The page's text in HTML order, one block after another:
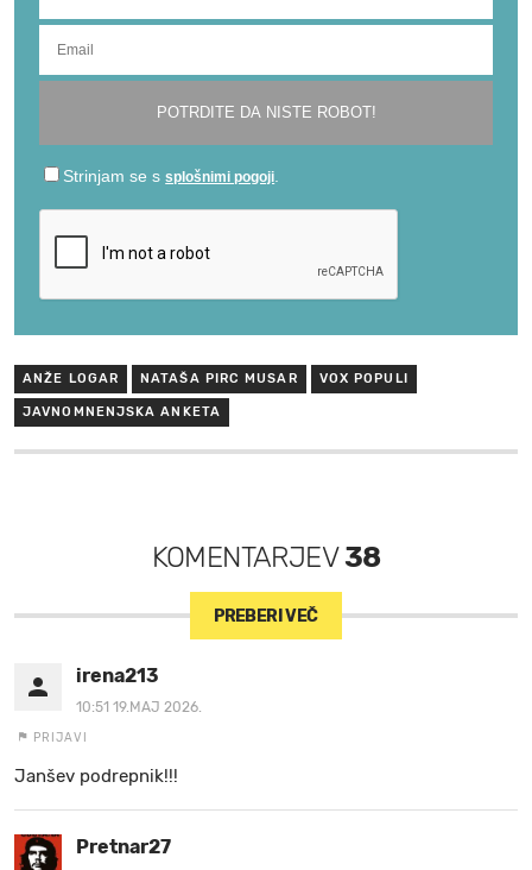
ANŽE LOGAR NATAŠA PIRC MUSAR VOX POPULI
JAVNOMNENJSKA ANKETA
KOMENTARJEV38
PREBERI VEČ
irena213
10:51 19.MAJ 2026.
PRIJAVI
Janšev podrepnik!!!
Pretnar27